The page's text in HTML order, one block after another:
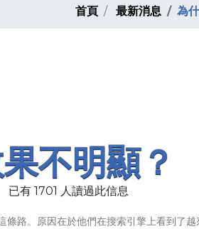
首頁 最新消息 為
不明顯？
已有 1701 人讀過此信息
路。原因在於他們在搜索引擎上看到了